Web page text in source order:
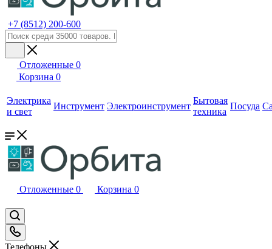
+7 (8512) 200-600
Отложенные 0
Корзина 0
Электрика
и свет
Инструмент Электроинструмент
Бытовая
техника
Посуда
Отложенные 0 Корзина 0
Телефоны